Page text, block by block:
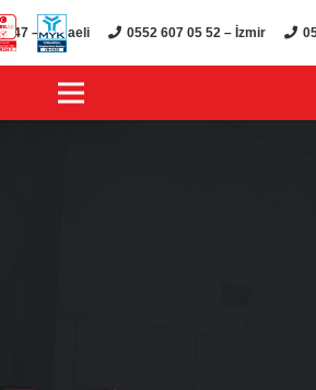
47 – Kocaeli 0552 607 05 52 – İzmir